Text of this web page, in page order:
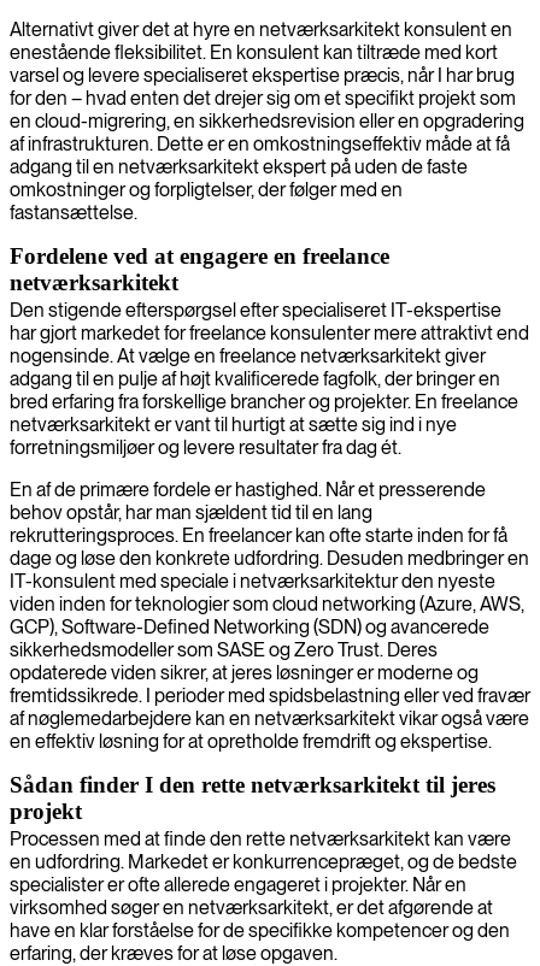
Alternativt giver det at hyre en netværksarkitekt konsulent en
enestående fleksibilitet. En konsulent kan tiltræde med kort
varsel og levere specialiseret ekspertise præcis, når I har brug
for den – hvad enten det drejer sig om et specifikt projekt som
en cloud-migrering, en sikkerhedsrevision eller en opgradering
af infrastrukturen. Dette er en omkostningseffektiv måde at få
adgang til en netværksarkitekt ekspert på uden de faste
omkostninger og forpligtelser, der følger med en
fastansættelse.
Fordelene ved at engagere en freelance
netværksarkitekt
Den stigende efterspørgsel efter specialiseret IT-ekspertise
har gjort markedet for freelance konsulenter mere attraktivt end
nogensinde. At vælge en freelance netværksarkitekt giver
adgang til en pulje af højt kvalificerede fagfolk, der bringer en
bred erfaring fra forskellige brancher og projekter. En freelance
netværksarkitekt er vant til hurtigt at sætte sig ind i nye
forretningsmiljøer og levere resultater fra dag ét.
En af de primære fordele er hastighed. Når et presserende
behov opstår, har man sjældent tid til en lang
rekrutteringsproces. En freelancer kan ofte starte inden for få
dage og løse den konkrete udfordring. Desuden medbringer en
IT-konsulent med speciale i netværksarkitektur den nyeste
viden inden for teknologier som cloud networking (Azure, AWS,
GCP), Software-Defined Networking (SDN) og avancerede
sikkerhedsmodeller som SASE og Zero Trust. Deres
opdaterede viden sikrer, at jeres løsninger er moderne og
fremtidssikrede. I perioder med spidsbelastning eller ved fravær
af nøglemedarbejdere kan en netværksarkitekt vikar også være
en effektiv løsning for at opretholde fremdrift og ekspertise.
Sådan finder I den rette netværksarkitekt til jeres
projekt
Processen med at finde den rette netværksarkitekt kan være
en udfordring. Markedet er konkurrencepræget, og de bedste
specialister er ofte allerede engageret i projekter. Når en
virksomhed søger en netværksarkitekt, er det afgørende at
have en klar forståelse for de specifikke kompetencer og den
erfaring, der kræves for at løse opgaven.